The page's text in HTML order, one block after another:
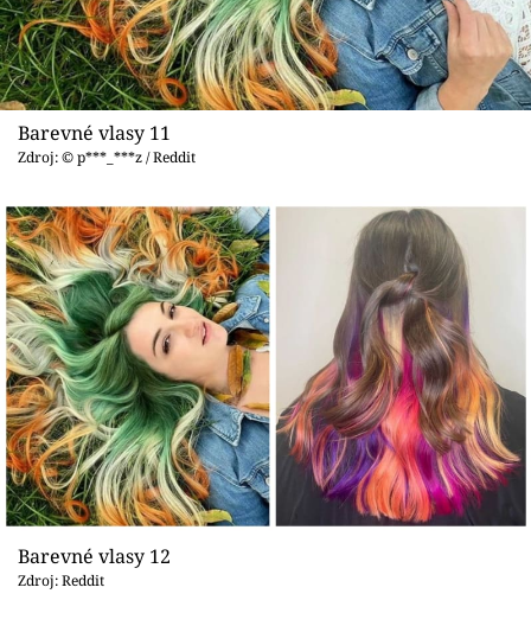
Barevné vlasy 11
Zdroj: © p***_***z / Reddit
Barevné vlasy 12
Zdroj: Reddit